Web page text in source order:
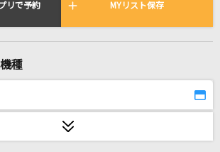
Ⅱ
リで予約 MYリスト保存
種